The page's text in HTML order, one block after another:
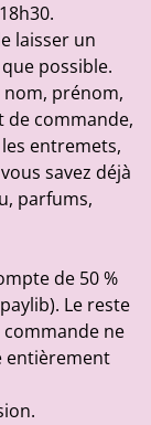
laisser un
possible.
prénom,
de commande,
entremets,
savez déjà
parfums,
de 50 %
Le reste
ne
entièrement